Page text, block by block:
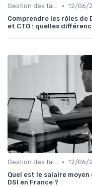
Gestion des talents IT • 12/06/
Comprendre les rôles de
et CTO : quelles
Gestion des talents IT • 12/06/
Quel est le salaire moyen
DSI en France ?